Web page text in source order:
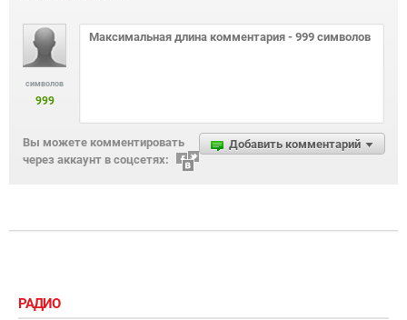
символов
999
Добавить комментарий
Вы можете комментировать
через аккаунт в соцсетях:
РАДИО